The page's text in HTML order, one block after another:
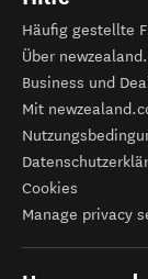
Häufig gestellte
Über
Business und
Mit
Cookies
Manage privacy